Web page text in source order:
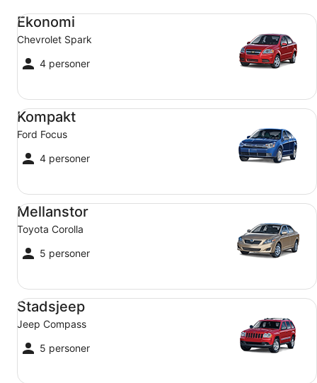
Ekonomi
Chevrolet Spark
4 personer
Ekonomi Chevrolet Spark
Kompakt
Ford Focus
4 personer
Kompakt Ford Focus
Mellanstor
Toyota Corolla
5 personer
Mellanstor Toyota Corolla
Stadsjeep
Jeep Compass
5 personer
Stadsjeep Jeep Compass